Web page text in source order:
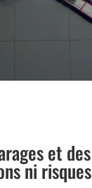
et
ni risques